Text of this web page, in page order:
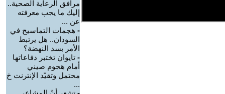
مرافق الرعاية الصحية..
إليك ما يجب معرفته
عن ...
- هجمات التماسيح في
السودان.. هل يرتبط
الأمر بسد النهضة؟
- تايوان تختبر دفاعاتها
أمام هجوم صيني
محتمل وتقيّد الإنترنت خ
...